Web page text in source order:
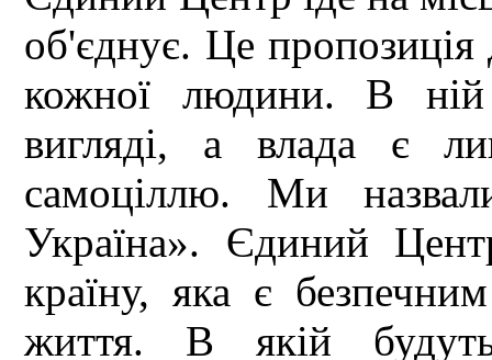
об'єднує. Це пропозиція
кожної людини. В
вигляді, а влада є
самоціллю. Ми
Україна». Єдиний
країну, яка є
життя. В якій